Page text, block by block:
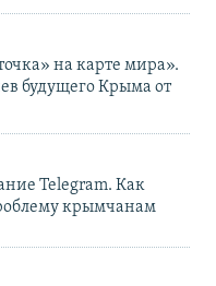
на карте мира».
будущего Крыма от
Telegram. Как
крымчанам